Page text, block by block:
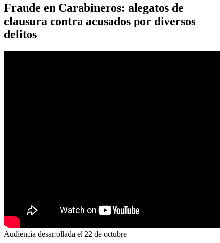
Fraude en Carabineros: alegatos de
clausura contra acusados por diversos
delitos
Audiencia desarrollada el 22 de octubre